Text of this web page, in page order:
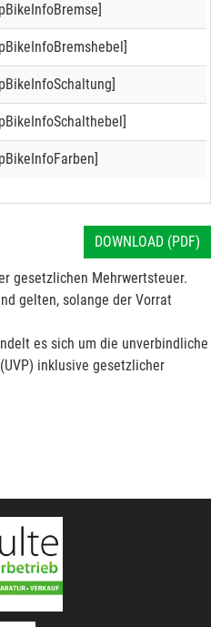
DOWNLOAD (PDF)
gesetzlichen Mehrwertsteuer.
gelten, solange der Vorrat
es sich um die unverbindliche
inklusive gesetzlicher